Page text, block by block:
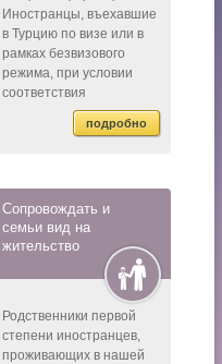
Иностранцы, въехавшие
в Турцию по визе или в
рамках безвизового
режима, при условии
соответствия
предъявляемым
требованиям, могут
одного года. Для этог...
подробно
Сопровождать и
семьи вид на
жительство
Родственники первой
степени иностранцев,
проживающих в нашей